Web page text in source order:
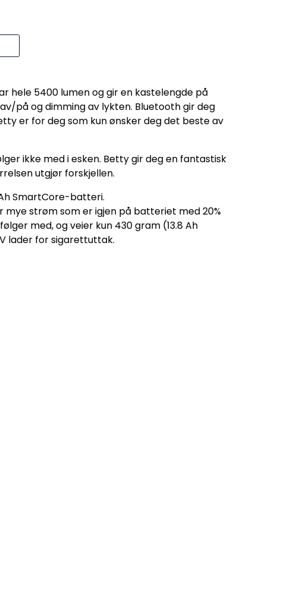
hele 5400 lumen og gir en kastelengde på
på og dimming av lykten. Bluetooth gir deg
er for deg som kun ønsker deg det beste av
ikke med i esken. Betty gir deg en fantastisk
utgjør forskjellen.
SmartCore-batteri.
strøm som er igjen på batteriet med 20%
med, og veier kun 430 gram (13.8 Ah
lader for sigarettuttak.